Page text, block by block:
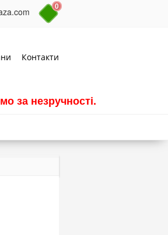
0
Контакти
за незручності.